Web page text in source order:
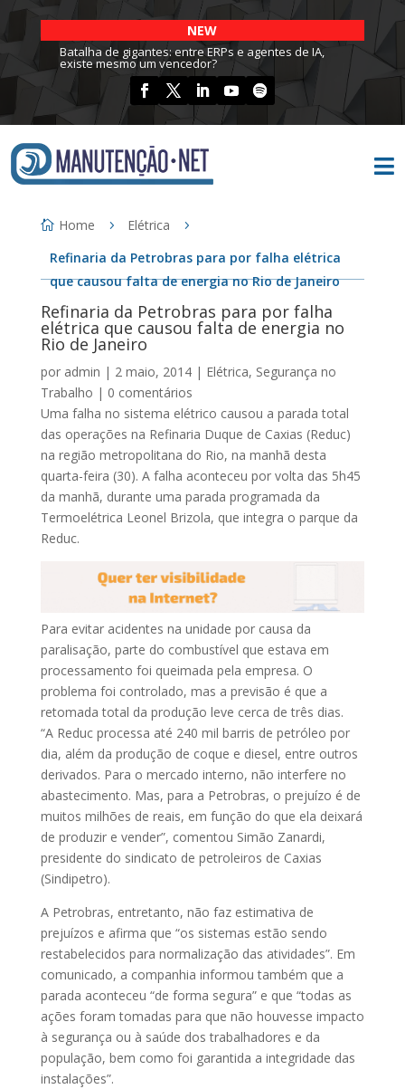
NEW
Batalha de gigantes: entre ERPs e agentes de IA,
existe mesmo um vencedor?

Home
Elétrica
Refinaria da Petrobras para por falha elétrica
que causou falta de energia no Rio de Janeiro
Refinaria da Petrobras para por falha
elétrica que causou falta de energia no
Rio de Janeiro
por admin | 2 maio, 2014| Elétrica, Segurança no
Trabalho | 0 comentários
Uma falha no sistema elétrico causou a parada total
das operações na Refinaria Duque de Caxias (Reduc)
na região metropolitana do Rio, na manhã desta
quarta-feira (30). A falha aconteceu por volta das 5h45
da manhã, durante uma parada programada da
Termoelétrica Leonel Brizola, que integra o parque da
Reduc.
Para evitar acidentes na unidade por causa da
paralisação, parte do combustível que estava em
processamento foi queimada pela empresa. O
problema foi controlado, mas a previsão é que a
retomada total da produção leve cerca de três dias.
“A Reduc processa até 240 mil barris de petróleo por
dia, além da produção de coque e diesel, entre outros
derivados. Para o mercado interno, não interfere no
abastecimento. Mas, para a Petrobras, o prejuízo é de
muitos milhões de reais, em função do que ela deixará
de produzir e vender”, comentou Simão Zanardi,
presidente do sindicato de petroleiros de Caxias
(Sindipetro).
A Petrobras, entretanto, não faz estimativa de
prejuízos e afirma que “os sistemas estão sendo
restabelecidos para normalização das atividades”. Em
comunicado, a companhia informou também que a
parada aconteceu “de forma segura” e que “todas as
ações foram tomadas para que não houvesse impacto
à segurança ou à saúde dos trabalhadores e da
população, bem como foi garantida a integridade das
instalações”.